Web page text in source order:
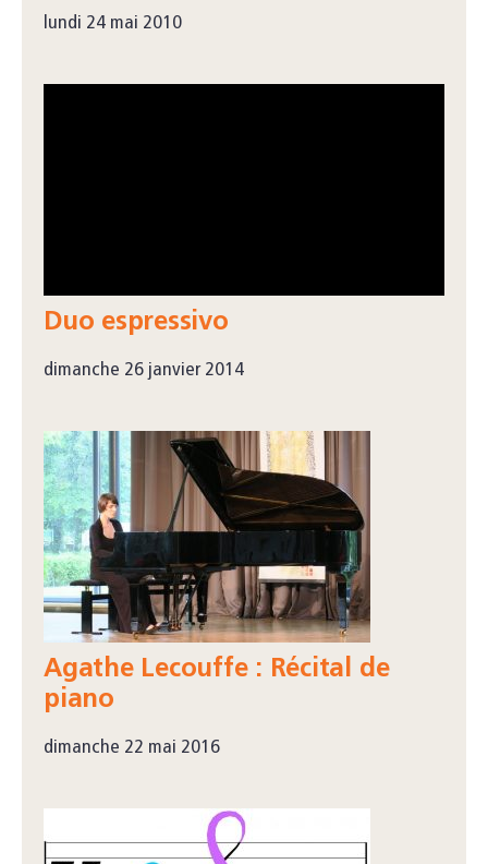
lundi 24 mai 2010
Duo espressivo
dimanche 26 janvier 2014
Agathe Lecouffe : Récital de
piano
dimanche 22 mai 2016